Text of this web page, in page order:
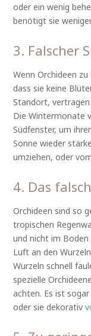
oder ein wenig
benötigt sie
3. Falscher
Wenn Orchideen
dass sie keine
Standort,
Die Wintermonate
Südfenster, um
Sonne wieder
umziehen, oder
4. Das
Orchideen sind so
tropischen
und nicht im Boden
Luft an den
Wurzeln schnell
spezielle
achten. Es ist
oder sie dekorativ